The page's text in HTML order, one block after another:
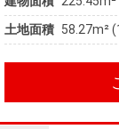
土地面積 58.27m²